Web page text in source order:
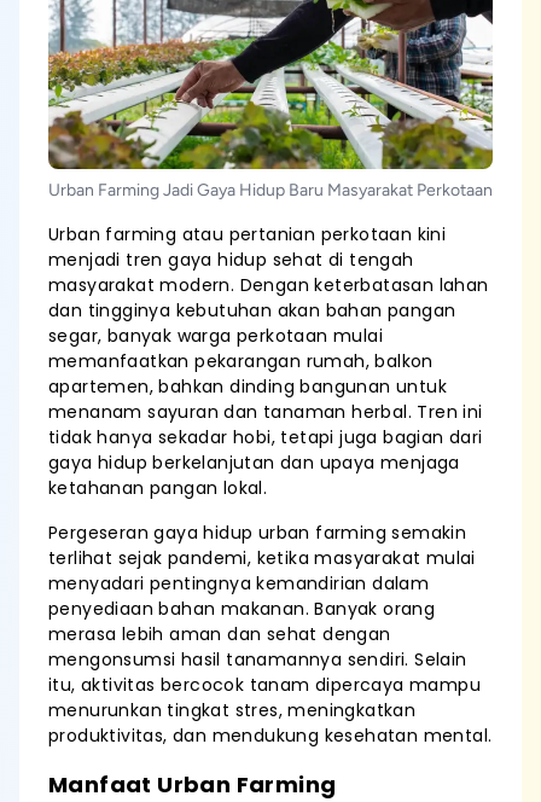
Urban Farming Jadi Gaya Hidup Baru Masyarakat Perkotaan
Urban farming atau pertanian perkotaan kini
menjadi tren gaya hidup sehat di tengah
masyarakat modern. Dengan keterbatasan lahan
dan tingginya kebutuhan akan bahan pangan
segar, banyak warga perkotaan mulai
memanfaatkan pekarangan rumah, balkon
apartemen, bahkan dinding bangunan untuk
menanam sayuran dan tanaman herbal. Tren ini
tidak hanya sekadar hobi, tetapi juga bagian dari
gaya hidup berkelanjutan dan upaya menjaga
ketahanan pangan lokal.
Pergeseran gaya hidup urban farming semakin
terlihat sejak pandemi, ketika masyarakat mulai
menyadari pentingnya kemandirian dalam
penyediaan bahan makanan. Banyak orang
merasa lebih aman dan sehat dengan
mengonsumsi hasil tanamannya sendiri. Selain
itu, aktivitas bercocok tanam dipercaya mampu
menurunkan tingkat stres, meningkatkan
produktivitas, dan mendukung kesehatan mental.
Manfaat Urban Farming